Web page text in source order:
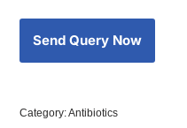
Category:Antibiotics